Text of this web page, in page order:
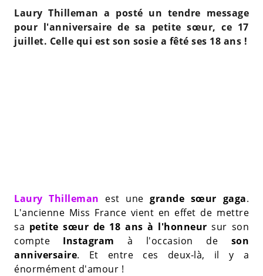
Laury Thilleman a posté un tendre message
pour l'anniversaire de sa petite sœur, ce 17
juillet. Celle qui est son sosie a fêté ses 18 ans !
Laury Thilleman est unegrande sœur gaga.
L'ancienne Miss France vient en effet de mettre
sa petite sœur de 18 ans à l'honneur sur son
compte Instagram à l'occasion de son
anniversaire. Et entre ces deux-là, il y a
énormément d'amour !